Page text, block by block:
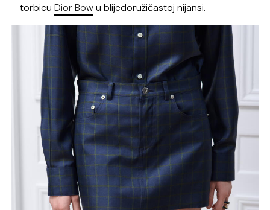
– torbicuDior Bowu blijedoružičastoj nijansi.